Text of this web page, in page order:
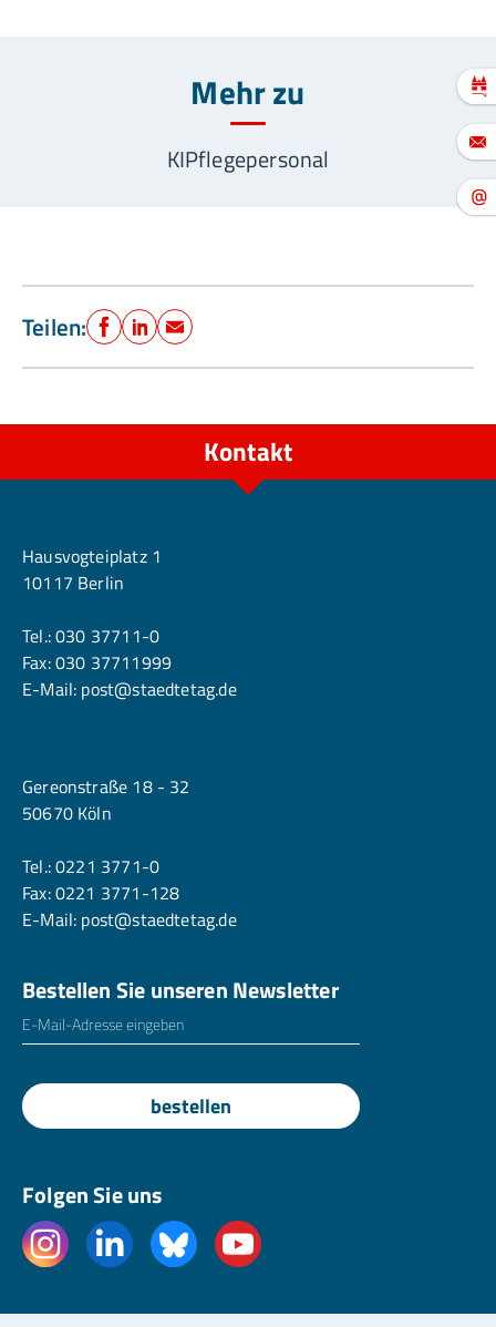
Mehr zu
KIPflegepersonal
Teilen: Facebook
LinkedIn
E-Mail
Kontakt
Hausvogteiplatz 1
10117 Berlin
Tel.:030 37711-0
Fax: 030 37711999
E-Mail: post@staedtetag.de
Gereonstraße 18 - 32
50670 Köln
Tel.:0221 3771-0
Fax: 0221 3771-128
E-Mail: post@staedtetag.de
Bestellen Sie unseren Newsletter
E-Mailadresse
bestellen
Folgen Sie uns